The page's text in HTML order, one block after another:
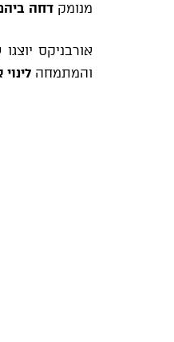
מנומק דחה
אורבניקס
והמתמחה